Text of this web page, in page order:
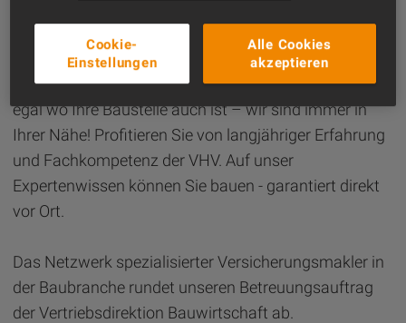
mehr als 100 Bauexperten, die Ihnen als
Ansprechpartner zur Verfügung stehen - jederzeit,
egal wo Ihre Baustelle auch ist – wir sind immer in
Ihrer Nähe! Profitieren Sie von langjähriger Erfahrung
und Fachkompetenz der VHV. Auf unser
Expertenwissen können Sie bauen - garantiert direkt
vor Ort.
Das Netzwerk spezialisierter Versicherungsmakler in
der Baubranche rundet unseren Betreuungsauftrag
der Vertriebsdirektion Bauwirtschaft ab.
Alle Cookies
akzeptieren
Cookie-
Einstellungen